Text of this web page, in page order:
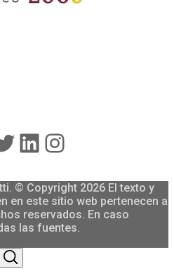
LinkedIn
Instagram
© Copyright 2026 El texto y
en este sitio web pertenecen a
reservados. En caso
las fuentes.